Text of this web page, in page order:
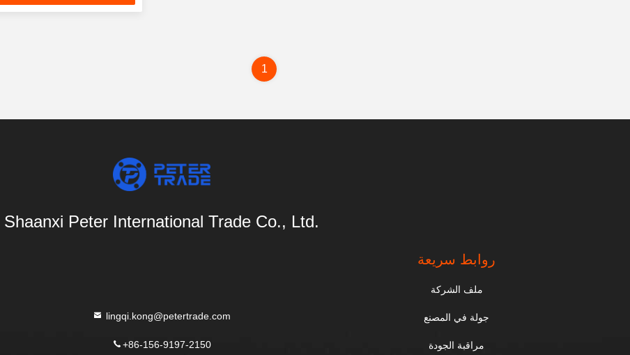
1
Shaanxi Peter International Trade Co., Ltd.
lingqi.kong@petertrade.com
+86-156-9197-2150
روابط سريعة
ملف الشركة
جولة في المصنع
مراقبة الجودة